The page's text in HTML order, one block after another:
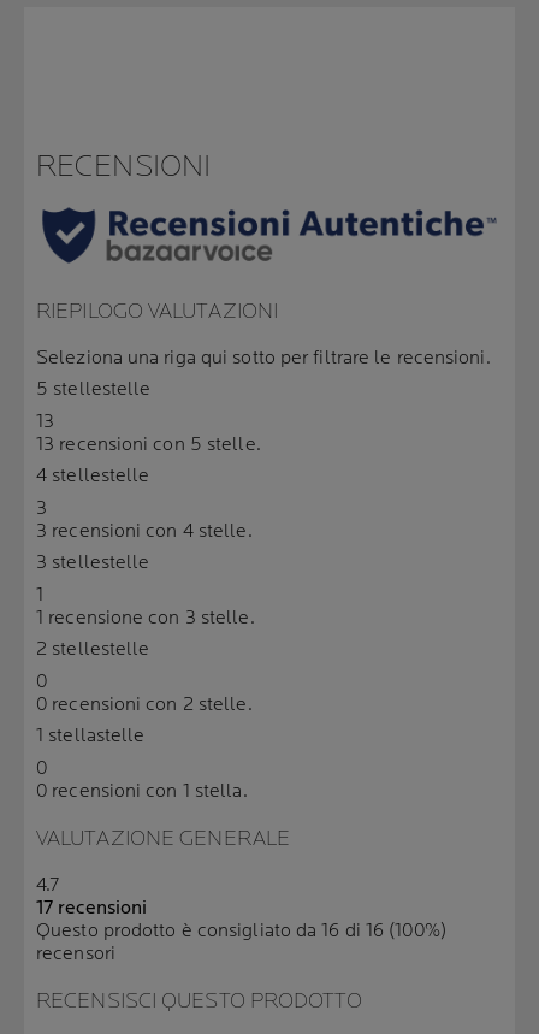
RECENSIONI
RIEPILOGO VALUTAZIONI
Seleziona una riga qui sotto per filtrare le recensioni.
5 stellestelle
13
13 recensioni con 5 stelle.
4 stellestelle
3
3 recensioni con 4 stelle.
3 stellestelle
1
1 recensione con 3 stelle.
2 stellestelle
0
0 recensioni con 2 stelle.
1 stellastelle
0
0 recensioni con 1 stella.
VALUTAZIONE GENERALE
4.7
17 recensioni
Questo prodotto è consigliato da 16 di 16 (100%)
recensori
RECENSISCI QUESTO PRODOTTO